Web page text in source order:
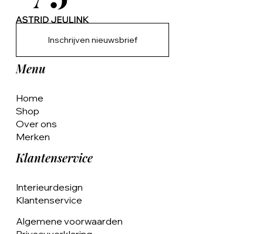
Inschrijven nieuwsbrief
Menu
Home
Shop
Over ons
Merken
Klantenservice
Interieurdesign
Klantenservice
Algemene voorwaarden